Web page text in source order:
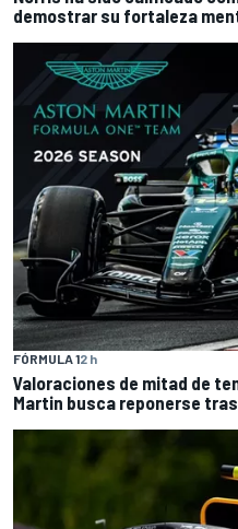
demostrar su fortaleza
FÓRMULA 12 h
Valoraciones de mitad de
Martin busca reponerse